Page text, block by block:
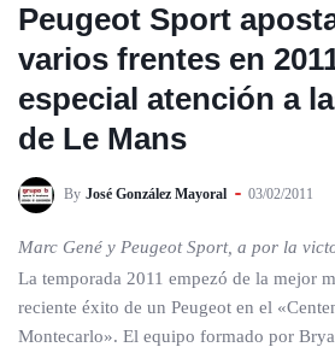
Peugeot Sport
varios frentes en
especial atención a
de Le Mans
By José González Mayoral 03/02/2011
Marc Gené y Peugeot Sport, a por la
La temporada 2011 empezó de la mejor
reciente éxito de un Peugeot en el
Montecarlo». El equipo formado por